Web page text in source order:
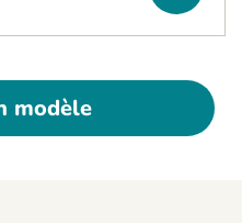
modèle